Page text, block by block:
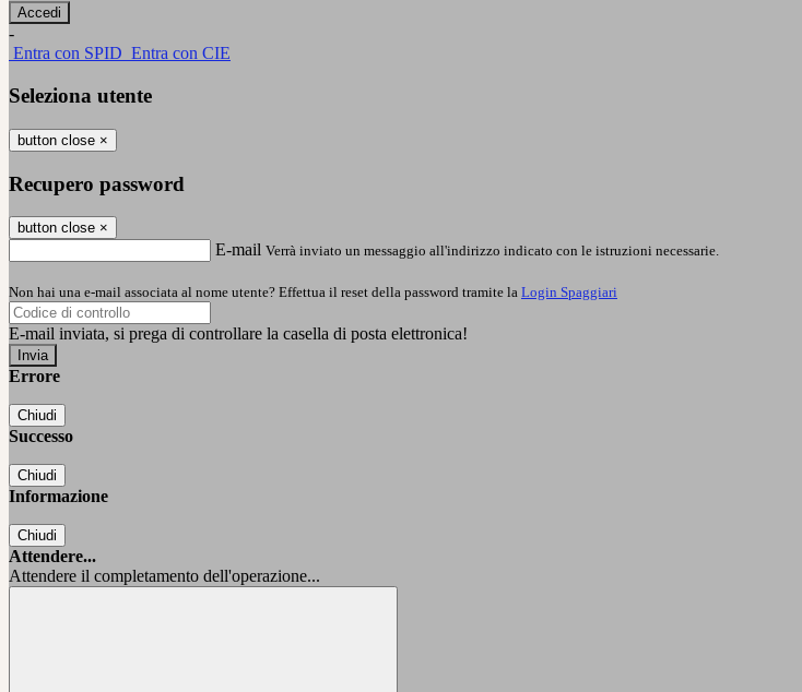
-
Entra con SPID Entra con CIE
Seleziona utente
button close ×
Recupero password
button close ×
E-mail Verrà inviato un messaggio all'indirizzo indicato con le istruzioni necessarie.
Non hai una e-mail associata al nome utente? Effettua il reset della password tramite la Login Spaggiari
E-mail inviata, si prega di controllare la casella di posta elettronica!
Errore
Chiudi
Successo
Chiudi
Informazione
Chiudi
Attendere...
Attendere il completamento dell'operazione...